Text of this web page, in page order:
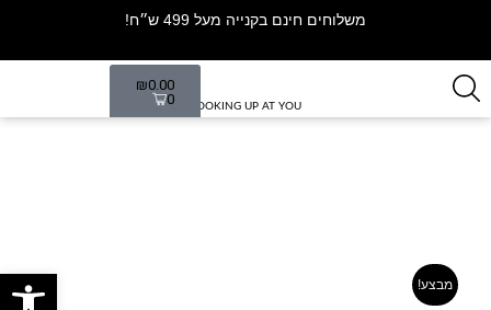
משלוחים חינם בקנייה מעל 499 ש״ח!
LOOKING UP AT YOU
₪0.00
0
מבצע! פתח